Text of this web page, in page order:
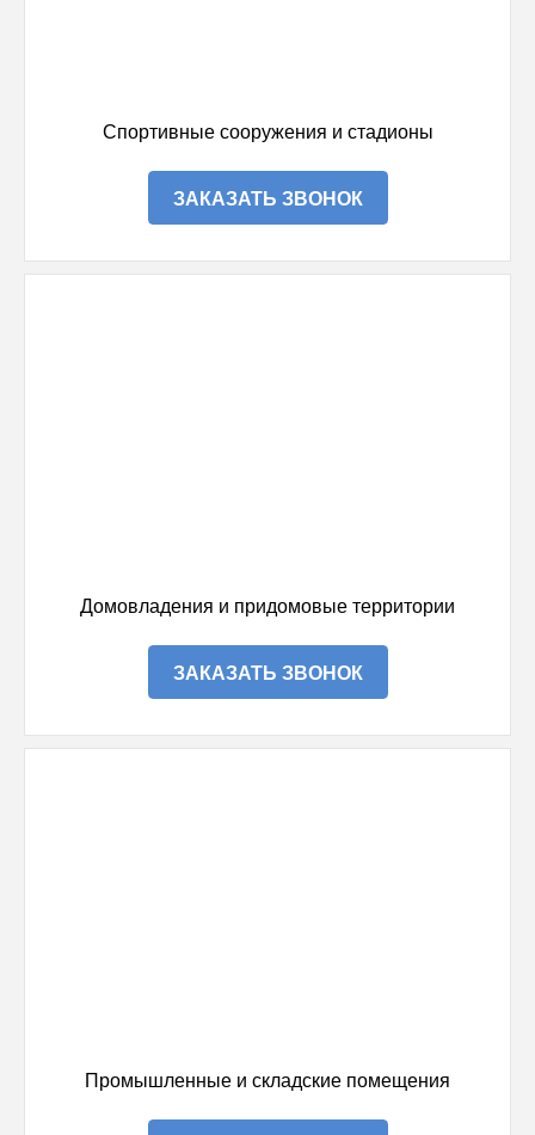
Спортивные сооружения и стадионы
ЗАКАЗАТЬ ЗВОНОК
Домовладения и придомовые территории
ЗАКАЗАТЬ ЗВОНОК
Промышленные и складские помещения